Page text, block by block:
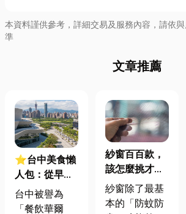
本資料謹供參考，詳細交易及服務內容，請依
準
文章推薦
⭐台中美食懶
人包：從早餐
炒麵到深夜燒
肉，三大維度
台中被譽為
「餐飲華爾
紗窗百百款，
該怎麼挑才
好？紗窗材質
特色全整理！
紗窗除了最基
本的「防蚊防